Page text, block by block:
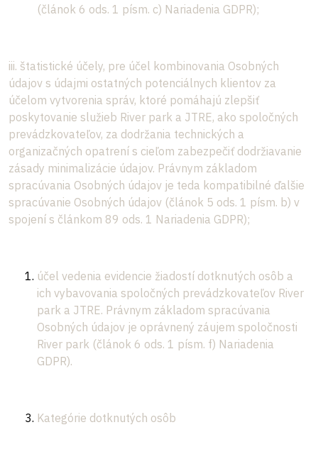
(článok 6 ods. 1 písm. c) Nariadenia GDPR);
iii. štatistické účely, pre účel kombinovania Osobných
údajov s údajmi ostatných potenciálnych klientov za
účelom vytvorenia správ, ktoré pomáhajú zlepšiť
poskytovanie služieb River park a JTRE, ako spoločných
prevádzkovateľov, za dodržania technických a
organizačných opatrení s cieľom zabezpečiť dodržiavanie
zásady minimalizácie údajov. Právnym základom
spracúvania Osobných údajov je teda kompatibilné ďalšie
spracúvanie Osobných údajov (článok 5 ods. 1 písm. b) v
spojení s článkom 89 ods. 1 Nariadenia GDPR);
účel vedenia evidencie žiadostí dotknutých osôb a
ich vybavovania spoločných prevádzkovateľov River
park a JTRE. Právnym základom spracúvania
Osobných údajov je oprávnený záujem spoločnosti
River park (článok 6 ods. 1 písm. f) Nariadenia
GDPR).
Kategórie dotknutých osôb